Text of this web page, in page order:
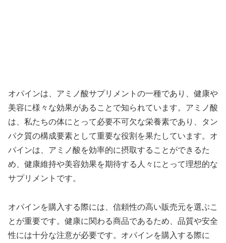
オパインは、アミノ酸サプリメントの一種であり、健康や
美容に様々な効果があることで知られています。アミノ酸
は、私たちの体にとって必要不可欠な栄養素であり、タン
パク質の構成要素として重要な役割を果たしています。オ
パインは、アミノ酸を効率的に摂取することができるた
め、健康維持や美容効果を期待する人々にとって理想的な
サプリメントです。
オパインを購入する際には、信頼性の高い販売元を選ぶこ
とが重要です。健康に関わる商品であるため、品質や安全
性には十分な注意が必要です。オパインを購入する際に